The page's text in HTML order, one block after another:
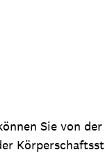
Sie von